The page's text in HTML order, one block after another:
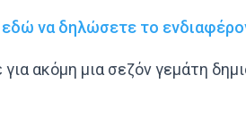
εδώ να δηλώσετε το
ακόμη μια σεζόν γεμάτη